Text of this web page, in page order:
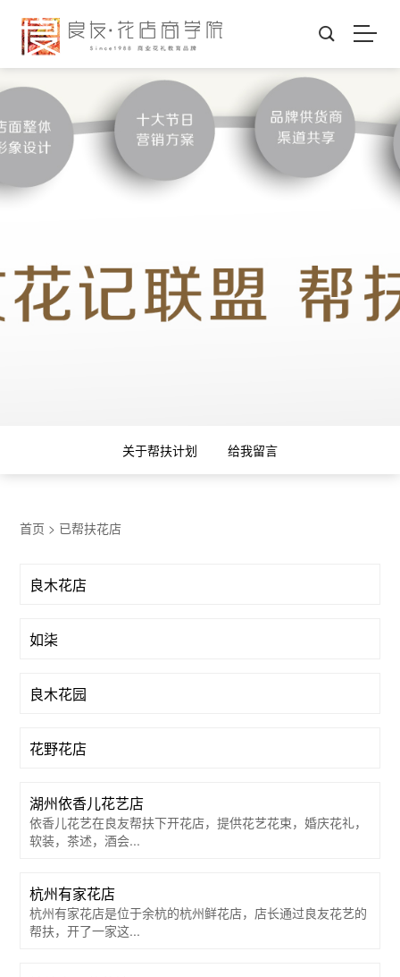
关于帮扶计划 给我留言
首页 > 已帮扶花店
良木花店
如柒
良木花园
花野花店
湖州依香儿花艺店
依香儿花艺在良友帮扶下开花店​，提供花艺花束，婚庆花礼，
软装，茶述，酒会...
杭州有家花店
杭州有家花店是位于余杭的杭州鲜花店​，店长通过良友花艺的
帮扶，开了一家这...